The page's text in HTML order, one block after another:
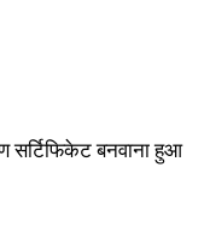
सर्टिफिकेट बनवाना हुआ